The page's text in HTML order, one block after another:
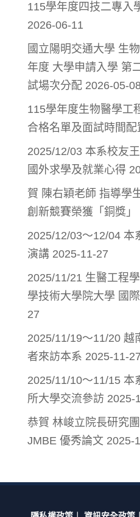
115學年度四技二專入
2026-06-11
國立陽明交通大學 生
年度 大學申請入學 第
試場次分配 2026-05-
115學年度生物醫學工
合格名單及面試時間配
2025/12/03 本系校友
國外求學及就業心得
賀 陳右穎老師 指導學
創新競賽榮獲「銅獎」
2025/12/03～12/04 本
演講 2025-11-27
2025/11/21 生醫工程
學技術大學院大學 國
27
2025/11/19～11/20 越
者來訪本系 2025-11-27
2025/11/10～11/15 本
所大學交流參訪 2025-
恭賀 林峻立院長研究
JMBE 優秀論文 2025-